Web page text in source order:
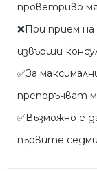
проветриво
❌При прием
извърши
✅За
препоръчват
✅Възможно е
първите